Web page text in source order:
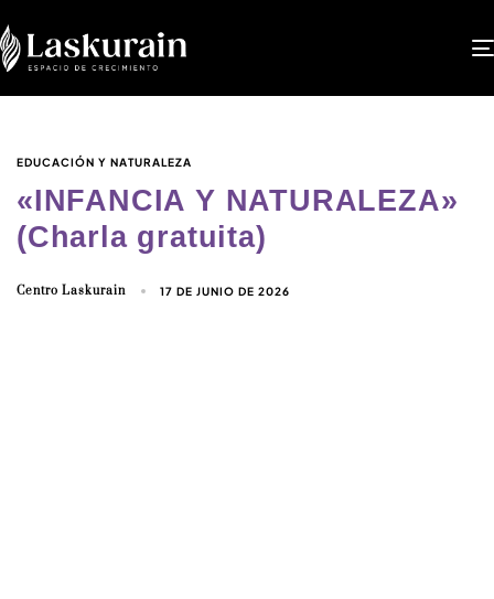
EDUCACIÓN Y NATURALEZA
«INFANCIA Y NATURALEZA»
(Charla gratuita)
Centro Laskurain 17 DE JUNIO DE 2026